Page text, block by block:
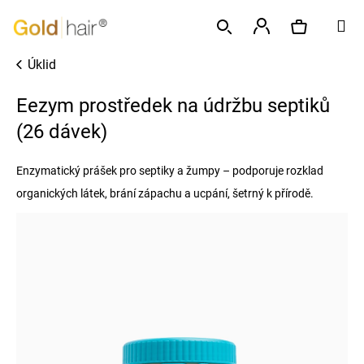
na
obsah
Úklid
Eezym prostředek na údržbu septiků
(26 dávek)
Enzymatický prášek pro septiky a žumpy – podporuje rozklad
organických látek, brání zápachu a ucpání, šetrný k přírodě.
Zpět
Zpět
o
p
t
ř